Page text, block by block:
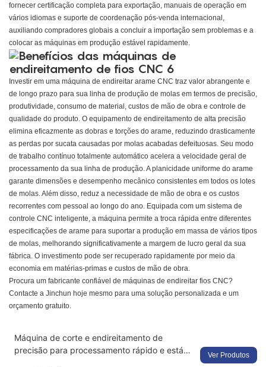
fornecer certificação completa para exportação, manuais de operação em
vários idiomas e suporte de coordenação pós-venda internacional,
auxiliando compradores globais a concluir a importação sem problemas e a
colocar as máquinas em produção estável rapidamente.
Investir em uma máquina de endireitar arame CNC traz valor abrangente e
de longo prazo para sua linha de produção de molas em termos de precisão,
produtividade, consumo de material, custos de mão de obra e controle de
qualidade do produto. O equipamento de endireitamento de alta precisão
elimina eficazmente as dobras e torções do arame, reduzindo drasticamente
as perdas por sucata causadas por molas acabadas defeituosas. Seu modo
de trabalho contínuo totalmente automático acelera a velocidade geral de
processamento da sua linha de produção. A planicidade uniforme do arame
garante dimensões e desempenho mecânico consistentes em todos os lotes
de molas. Além disso, reduz a necessidade de mão de obra e os custos
recorrentes com pessoal ao longo do ano. Equipada com um sistema de
controle CNC inteligente, a máquina permite a troca rápida entre diferentes
especificações de arame para suportar a produção em massa de vários tipos
de molas, melhorando significativamente a margem de lucro geral da sua
fábrica. O investimento pode ser recuperado rapidamente por meio da
economia em matérias-primas e custos de mão de obra.
Procura um fabricante confiável de máquinas de endireitar fios CNC?
Contacte a Jinchun hoje mesmo para uma solução personalizada e um
orçamento gratuito.
Máquina de corte e endireitamento de
precisão para processamento rápido e estável
Ver Produtos